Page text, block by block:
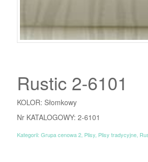
Rustic 2-6101
KOLOR: Słomkowy
Nr KATALOGOWY: 2-6101
Kategorii: Grupa cenowa 2, Plisy, Plisy tradycyjne,